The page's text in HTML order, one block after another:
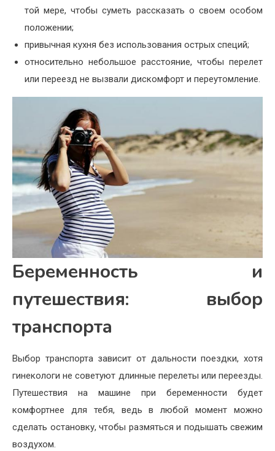
той мере, чтобы суметь рассказать о своем особом
положении;
привычная кухня без использования острых специй;
относительно небольшое расстояние, чтобы перелет
или переезд не вызвали дискомфорт и переутомление.
Беременность и
путешествия: выбор
транспорта
Выбор транспорта зависит от дальности поездки, хотя
гинекологи не советуют длинные перелеты или переезды.
Путешествия на машине при беременности будет
комфортнее для тебя, ведь в любой момент можно
сделать остановку, чтобы размяться и подышать свежим
воздухом.